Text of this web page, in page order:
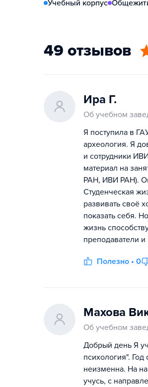
Учебный корпус
49 отзывов
Ира Г.
Об учебном
Я поступила в
археология. Я
и сотрудники
материал на
РАН, ИВИ РАН).
Студенческая
развивать своё
показать себя.
жизнь
преподаватели
Полезно • 0
Махова
Об учебном
Добрый день Я
психология".
неизменна. На
учусь, с